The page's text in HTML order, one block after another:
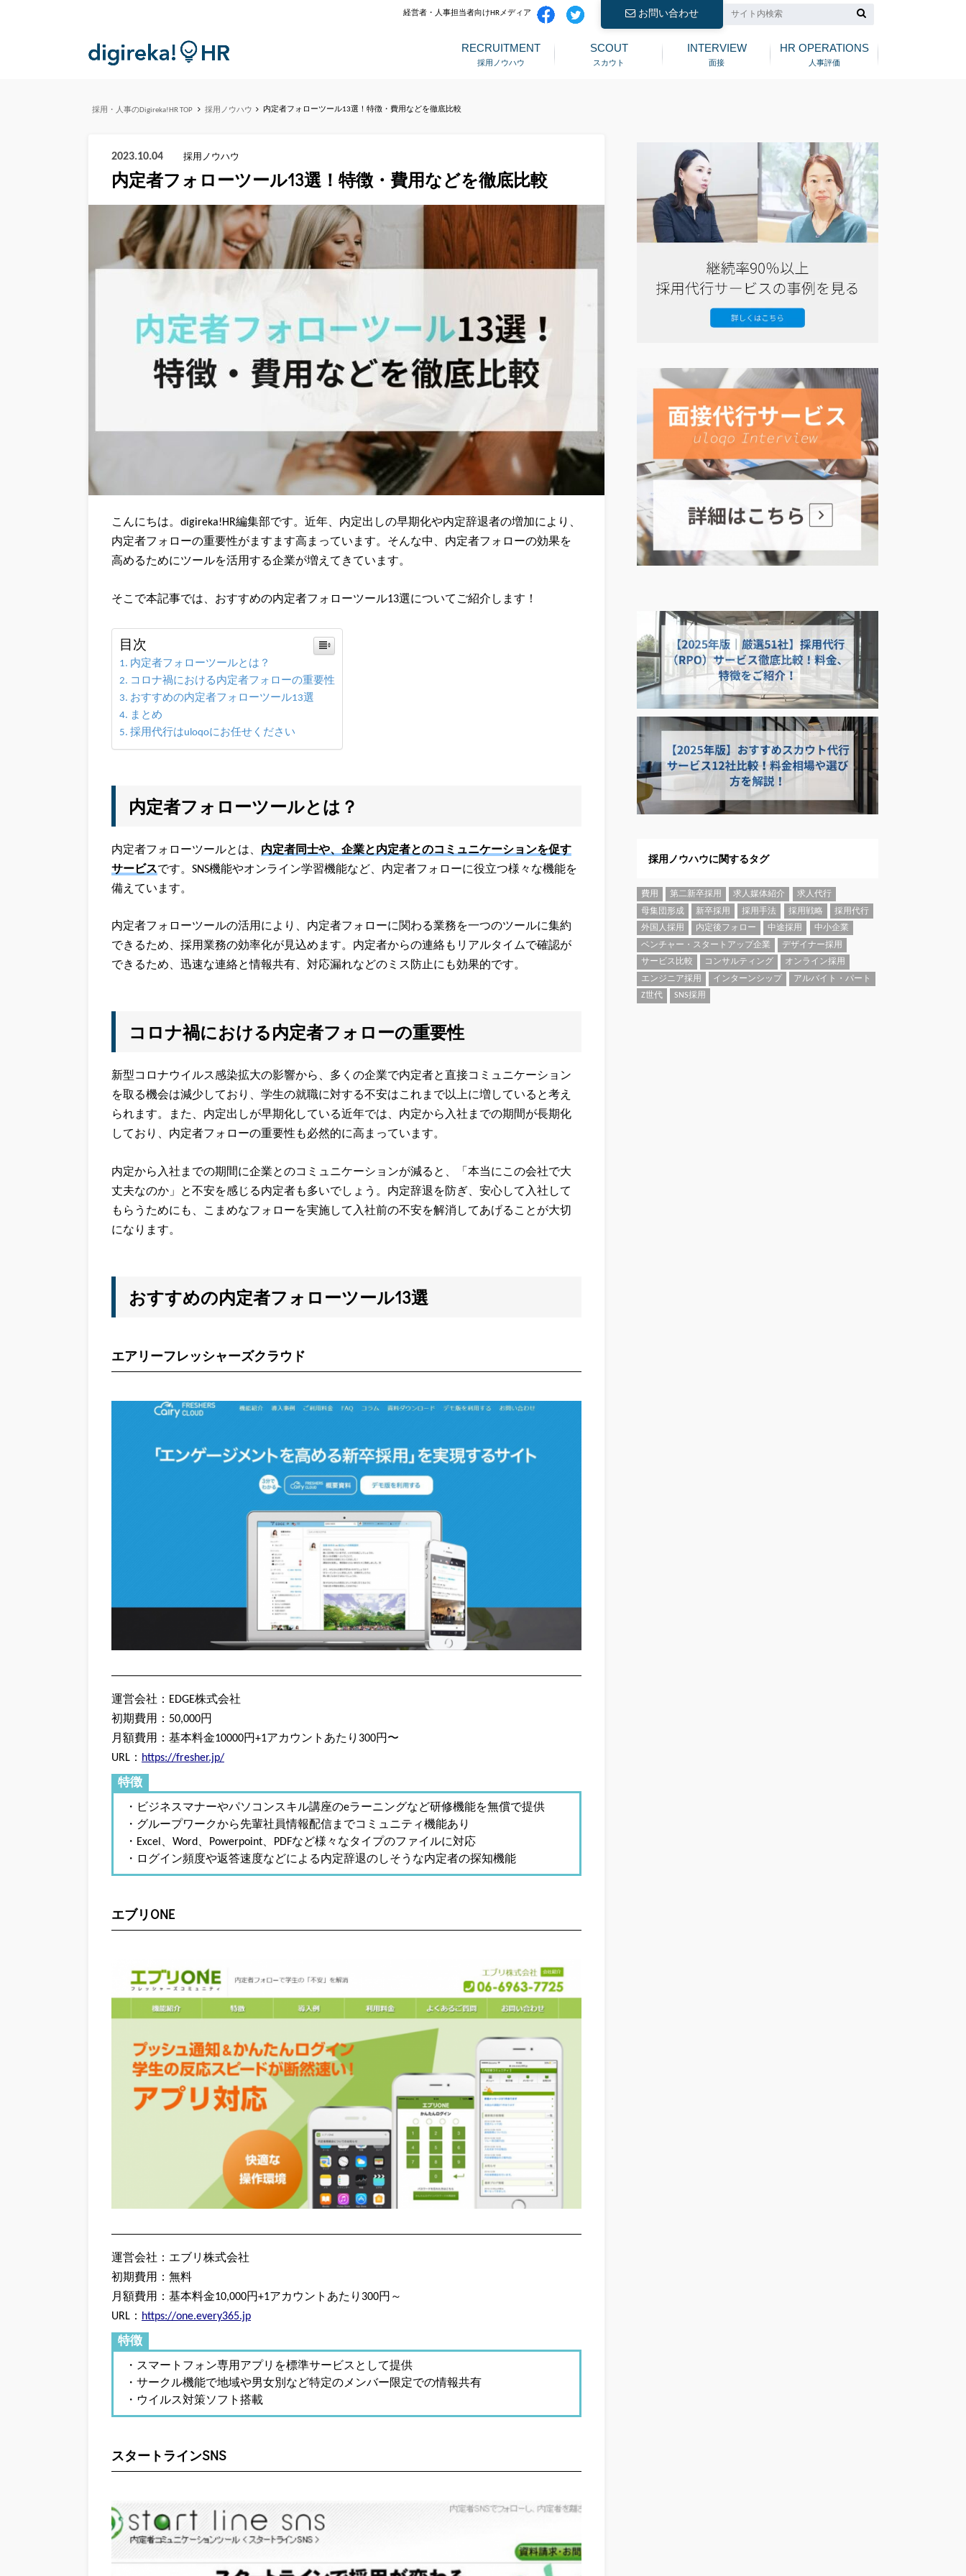
経営者・人事担当者向けHRメディア お問い合わせ
採用ノウハウ
RECRUITMENT
スカウト
SCOUT
面接
INTERVIEW
人事評価
HR OPERATIONS
採用・人事のDigireka!HR TOP 採用ノウハウ 内定者フォローツール13選！特徴・費用などを徹底比較
2023.10.04 採用ノウハウ
内定者フォローツール13選！特徴・費用などを徹底比較
こんにちは。digireka!HR編集部です。近年、 内定出しの早期化や内定辞退者の増加により、
内定者フォローの重要性がますます高まっています。そんな中、内定者フォローの効果を
高めるためにツールを活用する企業が増えてきています。
そこで本記事では、おすすめの内定者フォローツール13選についてご紹介します！
目次
内定者フォローツールとは？
コロナ禍における内定者フォローの重要性
おすすめの内定者フォローツール13選
まとめ
採用代行はuloqoにお任せください
内定者フォローツールとは？
内定者フォローツールとは、 内定者同士や、企業と内定者とのコミュニケーションを促す
サービスです。SNS機能やオンライン学習機能など、内定者フォローに役立つ様々な機能を
備えています。
内定者フォローツールの活用により、内定者フォローに関わる業務を一つのツールに集約
できるため、採用業務の効率化が見込めます。内定者からの連絡もリアルタイムで確認が
できるため、迅速な連絡と情報共有、対応漏れなどのミス防止にも効果的です。
コロナ禍における内定者フォローの重要性
新型コロナウイルス感染拡大の影響から、多くの企業で内定者と直接コミュニケーション
を取る機会は減少しており、学生の就職に対する不安はこれまで以上に増していると考え
られます。また、内定出しが早期化している近年では、内定から入社までの期間が長期化
しており、内定者フォローの重要性も必然的に高まっています。
内定から入社までの期間に企業とのコミュニケーションが減ると、「本当にこの会社で大
丈夫なのか」と不安を感じる内定者も多いでしょう。
内定辞退を防ぎ、安心して入社して
もらうためにも、こまめなフォローを実施して入社前の不安を解消してあげることが大切
になります。
おすすめの内定者フォローツール13選
エアリーフレッシャーズクラウド
運営会社：EDGE株式会社
初期費用：50,000円
月額費用：基本料金10000円+1アカウントあたり300円〜
URL： https://fresher.jp/
特徴
・ビジネスマナーやパソコンスキル講座のeラーニングなど研修機能を無償で提供
・グループワークから先輩社員情報配信までコミュニティ機能あり
・Excel、Word、Powerpoint、PDFなど様々なタイプのファイルに対応
・ログイン頻度や返答速度などによる内定辞退のしそうな内定者の探知機能
エブリONE
運営会社：エブリ株式会社
初期費用：無料
月額費用：基本料金10,000円+1アカウントあたり300円～
URL： https://one.every365.jp
特徴
・スマートフォン専用アプリを標準サービスとして提供
・サークル機能で地域や男女別など特定のメンバー限定での情報共有
・ウイルス対策ソフト搭載
スタートラインSNS
採用ノウハウに関するタグ
費用 第二新卒採用 求人媒体紹介
求人代行
母集団形成
新卒採用 採用手法 採用戦略
採用代行
外国人採用
内定後フォロー 中途採用
中小企業
ベンチャー・スタートアップ企業
デザイナー採用
サービス比較
コンサルティング
オンライン採用
エンジニア採用
インターンシップ
アルバイト・パート
Z世代
SNS採用